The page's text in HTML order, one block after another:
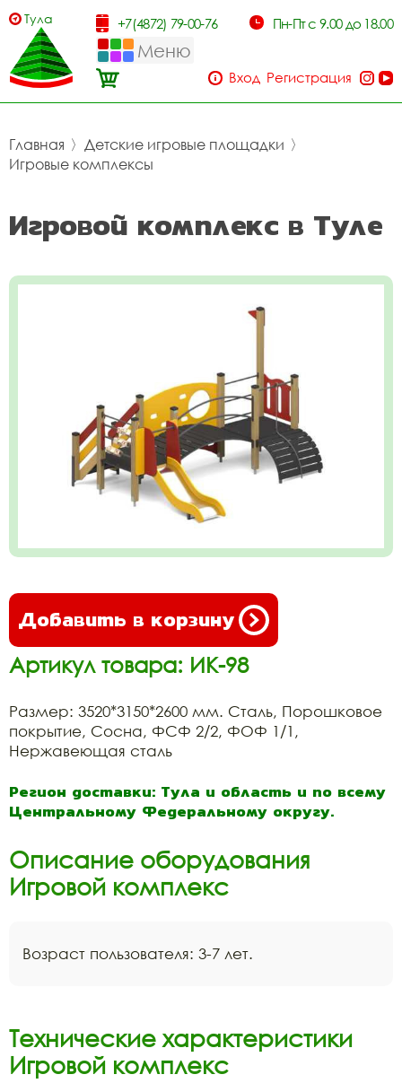
Тула +7(4872) 79-00-76 Пн-Пт с 9.00 до 18.00
Меню
Вход Регистрация
Главная 〉 Детские игровые площадки 〉
Игровые комплексы
Игровой комплекс в Туле
Добавить в корзину
Артикул товара: ИК-98
Размер: 3520*3150*2600 мм. Сталь, Порошковое
покрытие, Сосна, ФСФ 2/2, ФОФ 1/1,
Нержавеющая сталь
Регион доставки: Тула и область и по всему
Центральному Федеральному округу.
Описание оборудования
Игровой комплекс
Возраст пользователя: 3-7 лет.
Технические характеристики
Игровой комплекс